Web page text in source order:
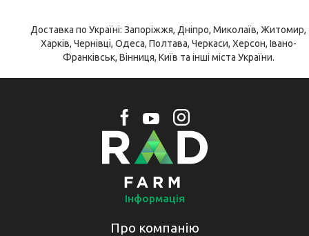
Доставка по Україні: Запоріжжя, Дніпро, Миколаїв, Житомир,
Харків, Чернівці, Одеса, Полтава, Черкаси, Херсон, Івано-
Франківськ, Вінниця, Київ та інші міста України.
Інформація
Про компанію